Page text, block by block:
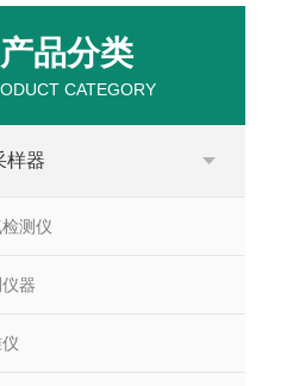
产品分类
CATEGORY
样器
测仪
器